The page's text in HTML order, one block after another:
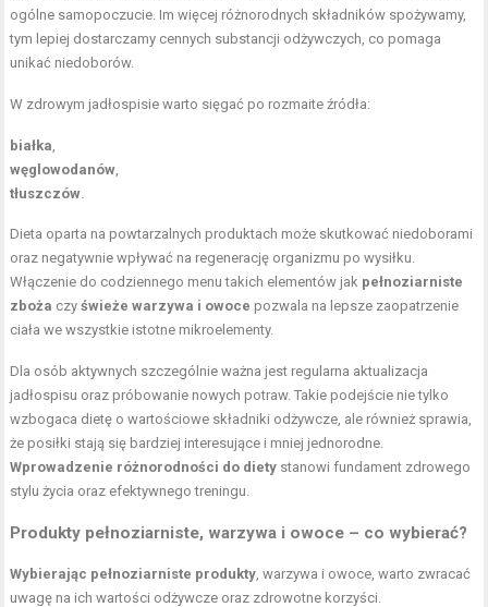
ogólne samopoczucie. Im więcej różnorodnych składników spożywamy,
tym lepiej dostarczamy cennych substancji odżywczych, co pomaga
unikać niedoborów.
W zdrowym jadłospisie warto sięgać po rozmaite źródła:
białka,
węglowodanów,
tłuszczów.
Dieta oparta na powtarzalnych produktach może skutkować niedoborami
oraz negatywnie wpływać na regenerację organizmu po wysiłku.
Włączenie do codziennego menu takich elementów jak pełnoziarniste
zboża czyświeże warzywa i owoce pozwala na lepsze zaopatrzenie
ciała we wszystkie istotne mikroelementy.
Dla osób aktywnych szczególnie ważna jest regularna aktualizacja
jadłospisu oraz próbowanie nowych potraw. Takie podejście nie tylko
wzbogaca dietę o wartościowe składniki odżywcze, ale również sprawia,
że posiłki stają się bardziej interesujące i mniej jednorodne.
Wprowadzenie różnorodności do diety stanowi fundament zdrowego
stylu życia oraz efektywnego treningu.
Produkty pełnoziarniste, warzywa i owoce – co wybierać?
Wybierając pełnoziarniste produkty, warzywa i owoce, warto zwracać
uwagę na ich wartości odżywcze oraz zdrowotne korzyści.